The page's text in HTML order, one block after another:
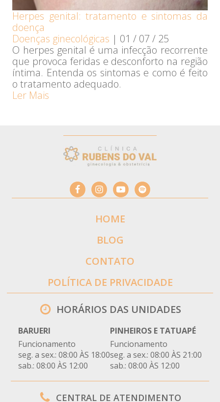
Herpes genital: tratamento e sintomas da
doença
Doenças ginecológicas | 01 / 07 / 25
O herpes genital é uma infecção recorrente
que provoca feridas e desconforto na região
íntima. Entenda os sintomas e como é feito
o tratamento adequado.
Ler Mais
HOME
BLOG
CONTATO
POLÍTICA DE PRIVACIDADE
HORÁRIOS DAS UNIDADES
BARUERI
Funcionamento
seg. a sex.: 08:00 ÀS 18:00
sab.: 08:00 ÀS 12:00
PINHEIROS E TATUAPÉ
Funcionamento
seg. a sex.: 08:00 ÀS 21:00
sab.: 08:00 ÀS 12:00
CENTRAL DE ATENDIMENTO